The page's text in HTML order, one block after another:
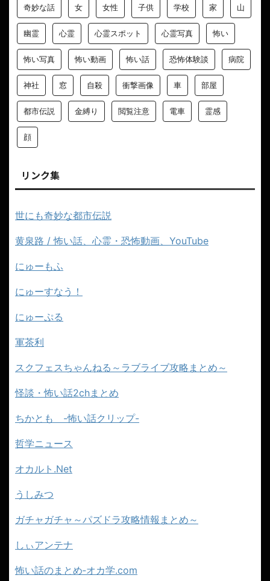
奇妙な話 女 女性 子供 学校 家 山
幽霊 心霊 心霊スポット 心霊写真 怖い
怖い写真 怖い動画 怖い話 恐怖体験談 病院
神社 窓 自殺 衝撃画像 車 部屋
都市伝説 金縛り 閲覧注意 電車 霊感
顔
リンク集
世にも奇妙な都市伝説
黄泉路 / 怖い話、心霊・恐怖動画、YouTube
にゅーもふ
にゅーすなう！
にゅーぷる
軍茶利
スクフェスちゃんねる～ラブライブ攻略まとめ～
怪談・怖い話2chまとめ
ちかとも -怖い話クリップ-
哲学ニュース
オカルト.Net
うしみつ
ガチャガチャ～パズドラ攻略情報まとめ～
しぃアンテナ
怖い話のまとめ‐オカ学.com